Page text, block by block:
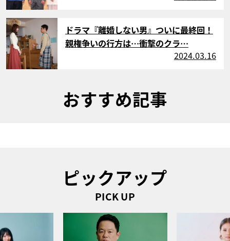
サムネイル
ドラマ『離婚しない男』ついに最終回！
親権争いの行方は…衝撃のクラ…
2024.03.16
おすすめ記事
ピックアップ
PICK UP